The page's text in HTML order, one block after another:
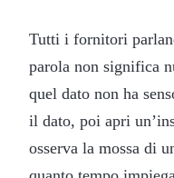
Tutti i fornitori
parola non significa
quel dato non ha
il dato, poi apri
osserva la mossa di